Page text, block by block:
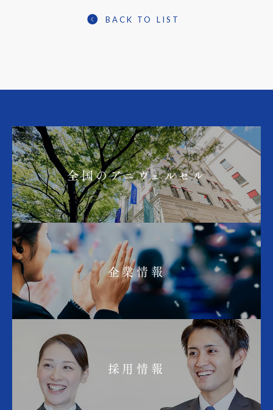
BACK TO LIST
全国のアニヴェルセル
企業情報
採用情報